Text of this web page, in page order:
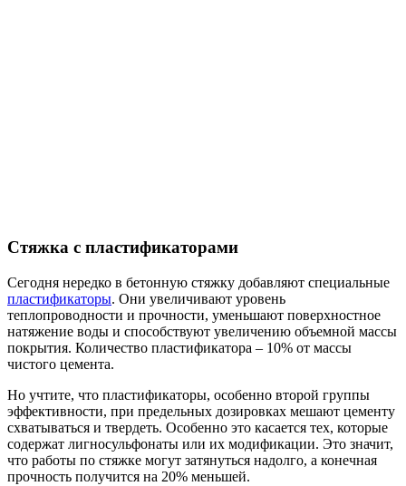
Стяжка с пластификаторами
Сегодня нередко в бетонную стяжку добавляют специальные
пластификаторы. Они увеличивают уровень
теплопроводности и прочности, уменьшают поверхностное
натяжение воды и способствуют увеличению объемной массы
покрытия. Количество пластификатора – 10% от массы
чистого цемента.
Но учтите, что пластификаторы, особенно второй группы
эффективности, при предельных дозировках мешают цементу
схватываться и твердеть. Особенно это касается тех, которые
содержат лигносульфонаты или их модификации. Это значит,
что работы по стяжке могут затянуться надолго, а конечная
прочность получится на 20% меньшей.